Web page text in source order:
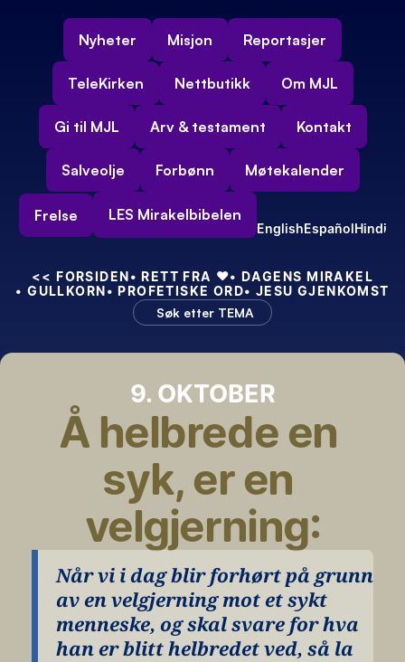
Nyheter Misjon Reportasjer
TeleKirken Nettbutikk Om MJL
Gi til MJL Arv & testament Kontakt
Salveolje Forbønn Møtekalender
Frelse LES Mirakelbibelen
EnglishEspañolHindi
<< FORSIDEN• RETT FRA ❤️• DAGENS MIRAKEL
• GULLKORN• PROFETISKE ORD• JESU GJENKOMST
Søk etter TEMA
9. OKTOBER
Å helbrede en
syk, er en
velgjerning:
Når vi i dag blir forhørt på grunn
av en velgjerning mot et sykt
menneske, og skal svare for hva
han er blitt helbredet ved, så la